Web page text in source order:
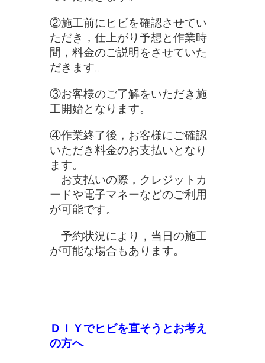
②施工前にヒビを確認させてい
ただき，仕上がり予想と作業時
間，料金のご説明をさせていた
だきます。
③お客様のご了解をいただき施
工開始となります。
④作業終了後，お客様にご確認
いただき料金のお支払いとなり
ます。
お支払いの際，クレジットカ
ードや電子マネーなどのご利用
が可能です。
予約状況により，当日の施工
が可能な場合もあります。
ＤＩＹでヒビを直そうとお考え
の方へ